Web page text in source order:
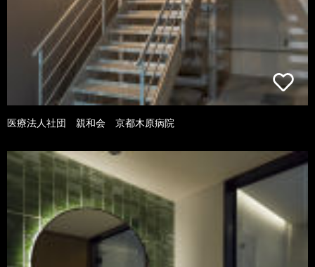
医療法人社団 親和会 京都木原病院